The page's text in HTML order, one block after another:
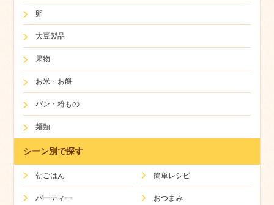
卵
大豆製品
果物
お米・お餅
パン・粉もの
麺類
シーン別で探す
朝ごはん 簡単レシピ
パーティー おつまみ